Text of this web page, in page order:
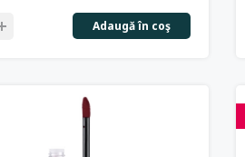
Adaugă în coş